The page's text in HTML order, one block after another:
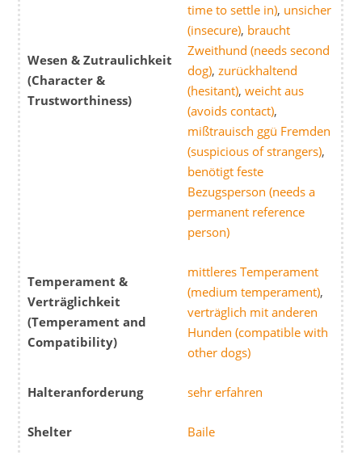
Wesen & Zutraulichkeit
(Character &
Trustworthiness)
time to settle in), unsicher
(insecure), braucht
Zweithund (needs second
dog),zurückhaltend
(hesitant),weicht aus
(avoids contact),
mißtrauisch ggü Fremden
(suspicious of strangers),
benötigt feste
Bezugsperson (needs a
permanent reference
person)
Temperament &
Verträglichkeit
(Temperament and
Compatibility)
mittleres Temperament
(medium temperament),
verträglich mit anderen
Hunden (compatible with
other dogs)
Halteranforderung sehr erfahren
Shelter Baile